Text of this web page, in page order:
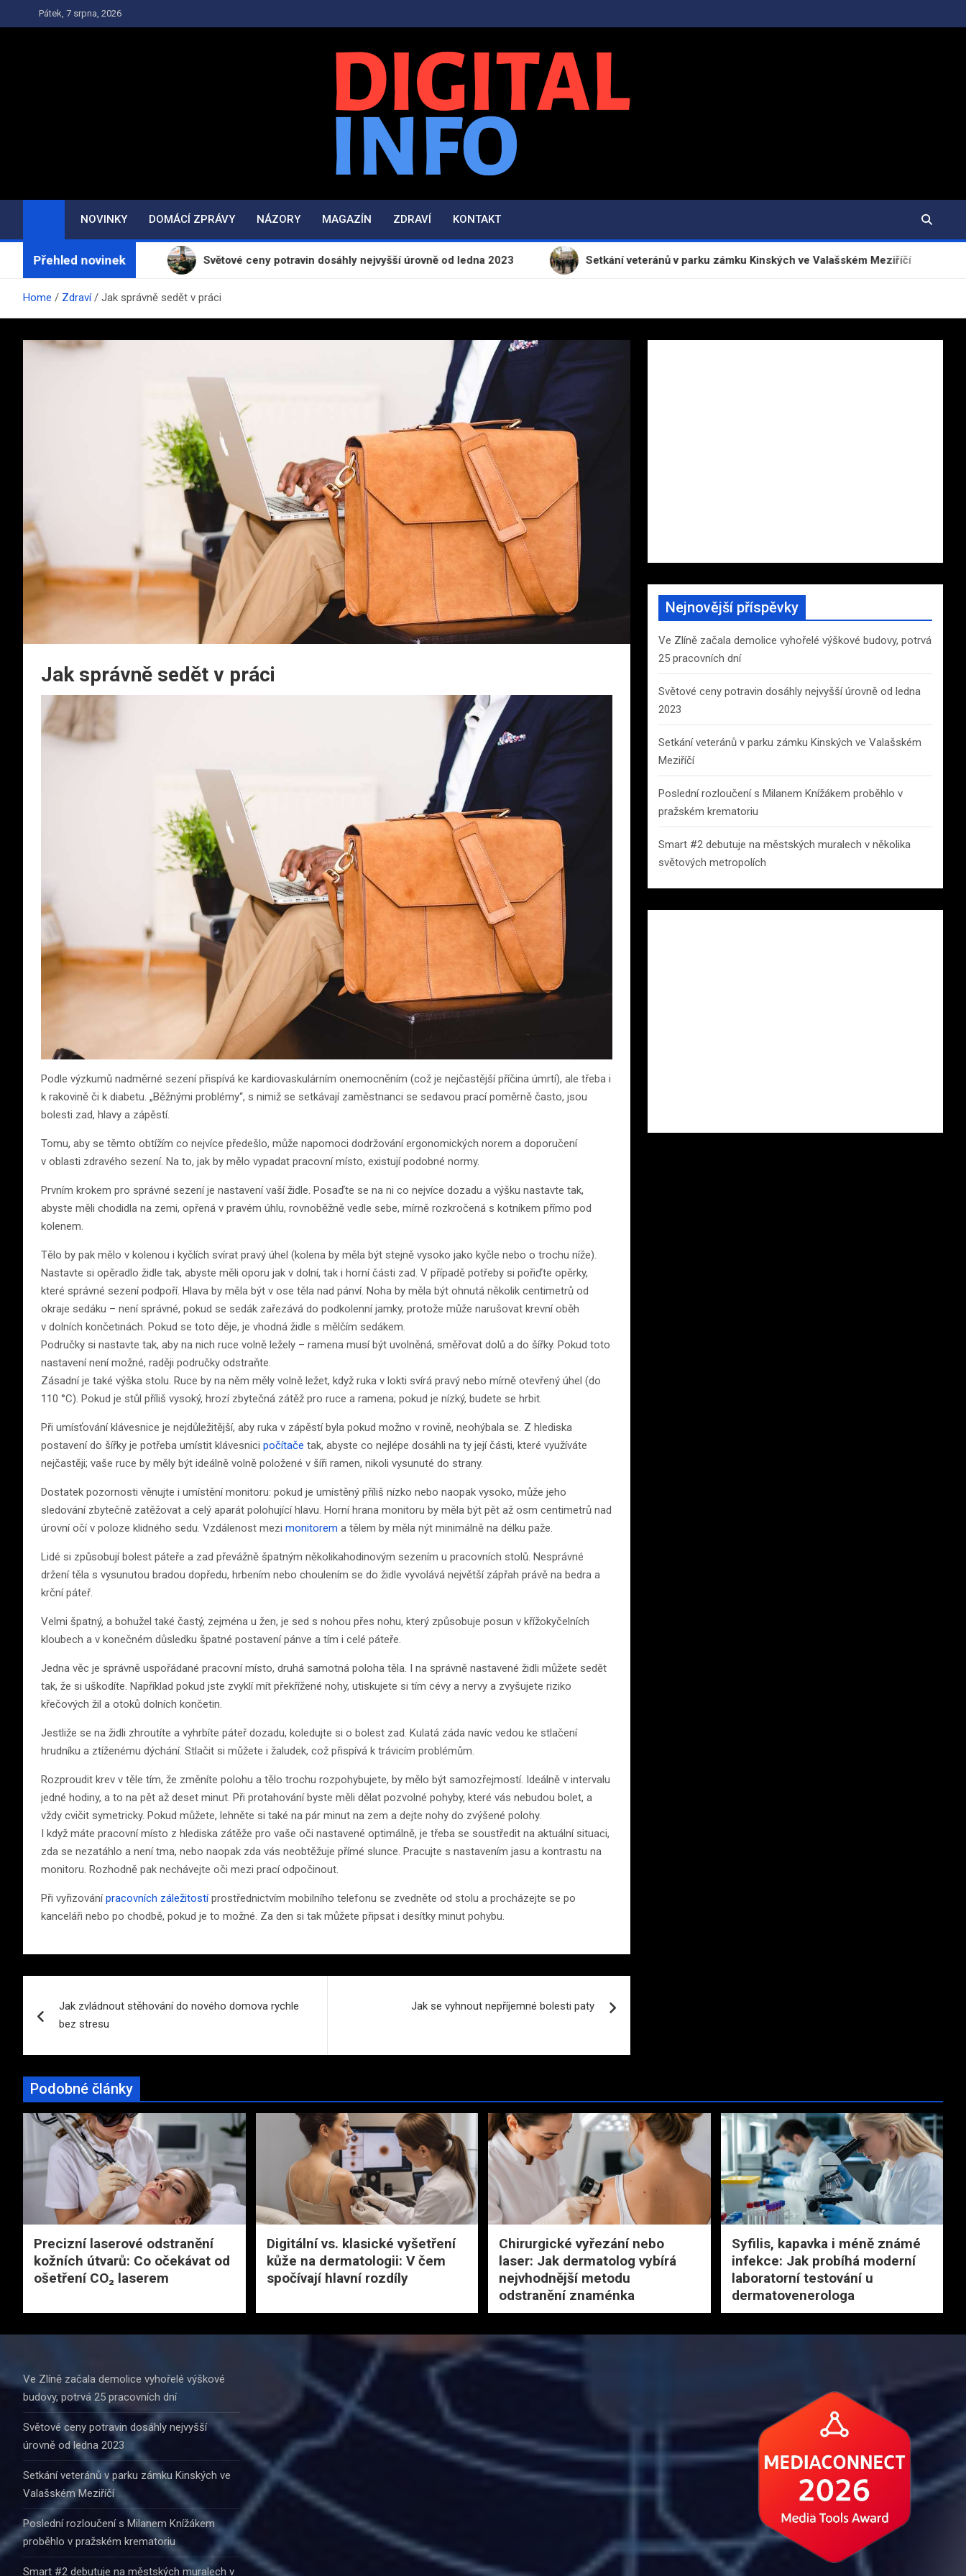
to
Pátek, 7 srpna, 2026
Digital-Info.cz
NOVINKY DOMÁCÍ ZPRÁVY NÁZORY MAGAZÍN ZDRAVÍ KONTAKT
Přehled novinek
dní Světové ceny potravin dosáhly nejvyšší úrovně od ledna 2023 Setkání veteránů v parku zámku Kinských ve Valašském Meziříčí
Home Zdraví Jak správně sedět v práci
Jak správně sedět v práci
Podle výzkumů nadměrné sezení přispívá ke kardiovaskulárním onemocněním (což je nejčastější příčina úmrtí), ale třeba i
k rakovině či k diabetu. „Běžnými problémy“, s nimiž se setkávají zaměstnanci se sedavou prací poměrně často, jsou
bolesti zad, hlavy a zápěstí.
Tomu, aby se těmto obtížím co nejvíce předešlo, může napomoci dodržování ergonomických norem a doporučení
v oblasti zdravého sezení. Na to, jak by mělo vypadat pracovní místo, existují podobné normy.
Prvním krokem pro správné sezení je nastavení vaší židle. Posaďte se na ni co nejvíce dozadu a výšku nastavte tak,
abyste měli chodidla na zemi, opřená v pravém úhlu, rovnoběžně vedle sebe, mírně rozkročená s kotníkem přímo pod
kolenem.
Tělo by pak mělo v kolenou i kyčlích svírat pravý úhel (kolena by měla být stejně vysoko jako kyčle nebo o trochu níže).
Nastavte si opěradlo židle tak, abyste měli oporu jak v dolní, tak i horní části zad. V případě potřeby si pořiďte opěrky,
které správné sezení podpoří. Hlava by měla být v ose těla nad pánví. Noha by měla být ohnutá několik centimetrů od
okraje sedáku – není správné, pokud se sedák zařezává do podkolenní jamky, protože může narušovat krevní oběh
v dolních končetinách. Pokud se toto děje, je vhodná židle s mělčím sedákem.
Područky si nastavte tak, aby na nich ruce volně ležely – ramena musí být uvolněná, směřovat dolů a do šířky. Pokud toto
nastavení není možné, raději područky odstraňte.
Zásadní je také výška stolu. Ruce by na něm měly volně ležet, když ruka v lokti svírá pravý nebo mírně otevřený úhel (do
110 °C). Pokud je stůl příliš vysoký, hrozí zbytečná zátěž pro ruce a ramena; pokud je nízký, budete se hrbit.
Při umísťování klávesnice je nejdůležitější, aby ruka v zápěstí byla pokud možno v rovině, neohýbala se. Z hlediska
postavení do šířky je potřeba umístit klávesnici počítače tak, abyste co nejlépe dosáhli na ty její části, které využíváte
nejčastěji; vaše ruce by měly být ideálně volně položené v šíři ramen, nikoli vysunuté do strany.
Dostatek pozornosti věnujte i umístění monitoru: pokud je umístěný příliš nízko nebo naopak vysoko, může jeho
sledování zbytečně zatěžovat a celý aparát polohující hlavu. Horní hrana monitoru by měla být pět až osm centimetrů nad
úrovní očí v poloze klidného sedu. Vzdálenost mezi monitorem a tělem by měla nýt minimálně na délku paže.
Lidé si způsobují bolest páteře a zad převážně špatným několikahodinovým sezením u pracovních stolů. Nesprávné
držení těla s vysunutou bradou dopředu, hrbením nebo choulením se do židle vyvolává největší zápřah právě na bedra a
krční páteř.
Velmi špatný, a bohužel také častý, zejména u žen, je sed s nohou přes nohu, který způsobuje posun v křížokyčelních
kloubech a v konečném důsledku špatné postavení pánve a tím i celé páteře.
Jedna věc je správně uspořádané pracovní místo, druhá samotná poloha těla. I na správně nastavené židli můžete sedět
tak, že si uškodíte. Například pokud jste zvyklí mít překřížené nohy, utiskujete si tím cévy a nervy a zvyšujete riziko
křečových žil a otoků dolních končetin.
Jestliže se na židli zhroutíte a vyhrbíte páteř dozadu, koledujte si o bolest zad. Kulatá záda navíc vedou ke stlačení
hrudníku a ztíženému dýchání. Stlačit si můžete i žaludek, což přispívá k trávicím problémům.
Rozproudit krev v těle tím, že změníte polohu a tělo trochu rozpohybujete, by mělo být samozřejmostí. Ideálně v intervalu
jedné hodiny, a to na pět až deset minut. Při protahování byste měli dělat pozvolné pohyby, které vás nebudou bolet, a
vždy cvičit symetricky. Pokud můžete, lehněte si také na pár minut na zem a dejte nohy do zvýšené polohy.
I když máte pracovní místo z hlediska zátěže pro vaše oči nastavené optimálně, je třeba se soustředit na aktuální situaci,
zda se nezatáhlo a není tma, nebo naopak zda vás neobtěžuje přímé slunce. Pracujte s nastavením jasu a kontrastu na
monitoru. Rozhodně pak nechávejte oči mezi prací odpočinout.
Při vyřizovánípracovních záležitostíprostřednictvím mobilního telefonu se zvedněte od stolu a procházejte se po
kanceláři nebo po chodbě, pokud je to možné. Za den si tak můžete připsat i desítky minut pohybu.
pro
příspěvek
Jak zvládnout stěhování do nového domova rychle
bez stresu
Jak se vyhnout nepříjemné bolesti paty
Nejnovější příspěvky
Ve Zlíně začala demolice vyhořelé výškové budovy, potrvá
25 pracovních dní
Světové ceny potravin dosáhly nejvyšší úrovně od ledna
2023
Setkání veteránů v parku zámku Kinských ve Valašském
Meziříčí
Poslední rozloučení s Milanem Knížákem proběhlo v
pražském krematoriu
Smart #2 debutuje na městských muralech v několika
světových metropolích
Podobné články
Precizní laserové odstranění
kožních útvarů: Co očekávat od
ošetření CO₂ laserem
Digitální vs. klasické vyšetření
kůže na dermatologii: V čem
spočívají hlavní rozdíly
Chirurgické vyřezání nebo
laser: Jak dermatolog vybírá
nejvhodnější metodu
odstranění znaménka
Syfilis, kapavka i méně známé
infekce: Jak probíhá moderní
laboratorní testování u
dermatovenerologa
Ve Zlíně začala demolice vyhořelé výškové
budovy, potrvá 25 pracovních dní
Světové ceny potravin dosáhly nejvyšší
úrovně od ledna 2023
Setkání veteránů v parku zámku Kinských ve
Valašském Meziříčí
Poslední rozloučení s Milanem Knížákem
proběhlo v pražském krematoriu
Smart #2 debutuje na městských muralech v